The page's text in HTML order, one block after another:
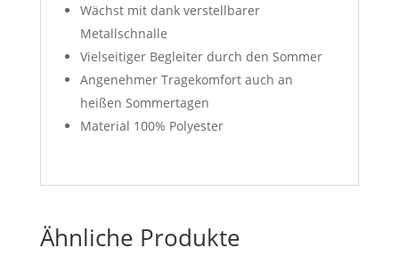
Wächst mit dank verstellbarer
Metallschnalle
Vielseitiger Begleiter durch den Sommer
Angenehmer Tragekomfort auch an
heißen Sommertagen
Material 100% Polyester
Ähnliche Produkte